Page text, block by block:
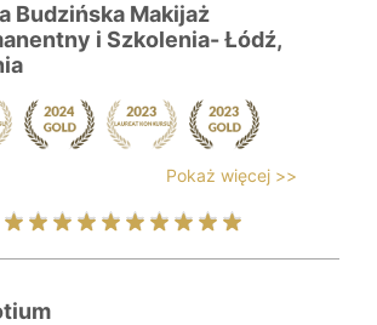
Budzińska Makijaż
i Szkolenia- Łódź,
Pokaż więcej >>